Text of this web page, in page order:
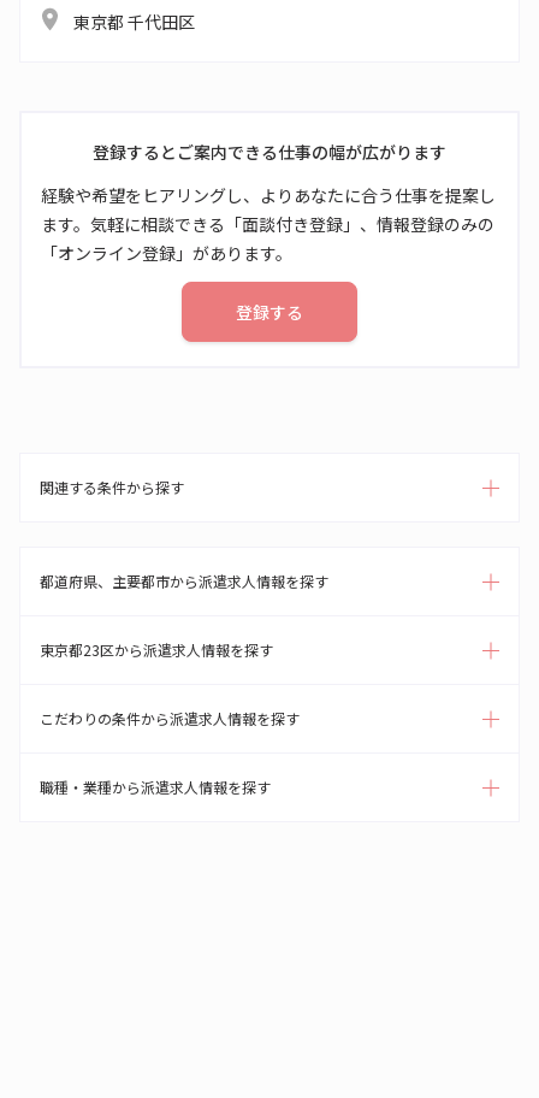
東京都 千代田区
登録するとご案内できる仕事の幅が広がります
経験や希望をヒアリングし、よりあなたに合う仕事を提案し
ます。気軽に相談できる「面談付き登録」、情報登録のみの
「オンライン登録」があります。
登録する
関連する条件から探す
都道府県、主要都市から派遣求人情報を探す
東京都23区から派遣求人情報を探す
こだわりの条件から派遣求人情報を探す
職種・業種から派遣求人情報を探す